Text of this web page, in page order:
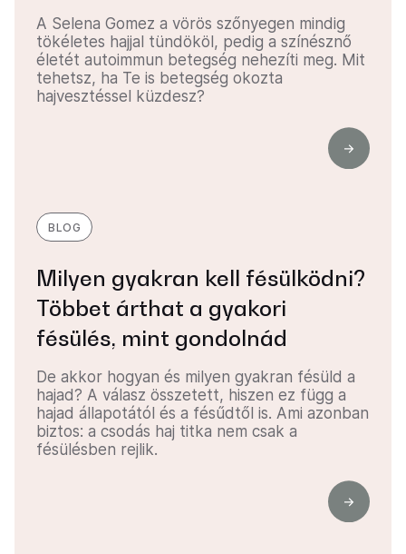
A Selena Gomez a vörös szőnyegen mindig
tökéletes hajjal tündököl, pedig a színésznő
életét autoimmun betegség nehezíti meg. Mit
tehetsz, ha Te is betegség okozta
hajvesztéssel küzdesz?
BLOG
Milyen gyakran kell fésülködni?
Többet árthat a gyakori
fésülés, mint gondolnád
De akkor hogyan és milyen gyakran fésüld a
hajad? A válasz összetett, hiszen ez függ a
hajad állapotától és a fésűdtől is. Ami azonban
biztos: a csodás haj titka nem csak a
fésülésben rejlik.